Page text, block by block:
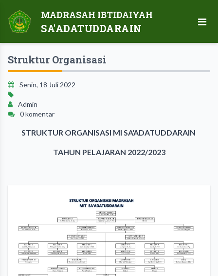
MADRASAH IBTIDAIYAH
SA'ADATUDDARAIN
Struktur Organisasi
Senin, 18 Juli 2022
Admin
0 komentar
STRUKTUR ORGANISASI MI SA'ADATUDDARAIN
TAHUN PELAJARAN 2022/2023